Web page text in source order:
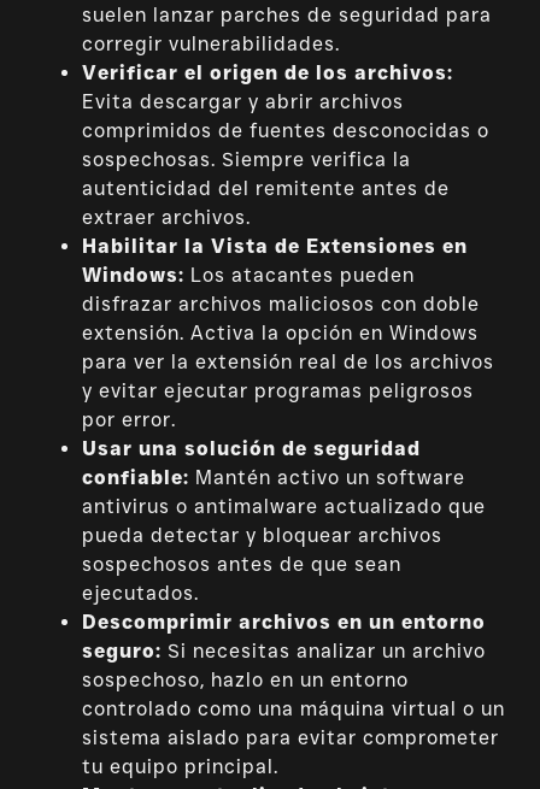
suelen lanzar parches de seguridad para
corregir vulnerabilidades.
Verificar el origen de los archivos:
Evita descargar y abrir archivos
comprimidos de fuentes desconocidas o
sospechosas. Siempre verifica la
autenticidad del remitente antes de
extraer archivos.
Habilitar la Vista de Extensiones en
Windows: Los atacantes pueden
disfrazar archivos maliciosos con doble
extensión. Activa la opción en Windows
para ver la extensión real de los archivos
y evitar ejecutar programas peligrosos
por error.
Usar una solución de seguridad
confiable: Mantén activo un software
antivirus o antimalware actualizado que
pueda detectar y bloquear archivos
sospechosos antes de que sean
ejecutados.
Descomprimir archivos en un entorno
seguro: Si necesitas analizar un archivo
sospechoso, hazlo en un entorno
controlado como una máquina virtual o un
sistema aislado para evitar comprometer
tu equipo principal.